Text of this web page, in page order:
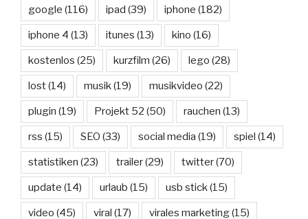
google (116) ipad (39) iphone (182)
iphone 4 (13) itunes (13) kino (16)
kostenlos (25) kurzfilm (26) lego (28)
lost(14) musik(19) musikvideo (22)
plugin (19) Projekt 52 (50) rauchen (13)
rss (15) SEO (33) social media (19) spiel (14)
statistiken (23) trailer(29) twitter(70)
update (14) urlaub (15) usb stick(15)
video (45) viral (17) virales marketing(15)